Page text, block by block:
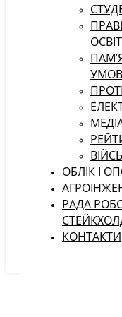
ОБЛІК І
РАДА
КОНТАКТИ